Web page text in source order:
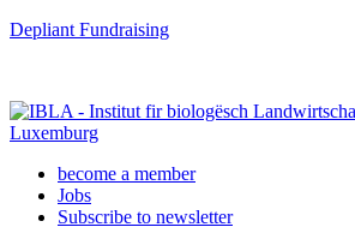
Depliant Fundraising
become a member
Jobs
Subscribe to newsletter